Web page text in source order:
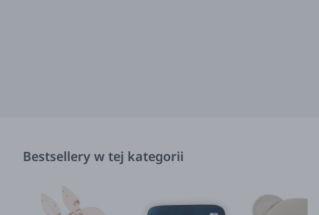
Bestsellery w tej kategorii